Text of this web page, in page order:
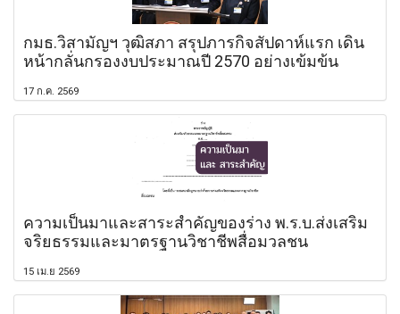
กมธ.วิสามัญฯ วุฒิสภา สรุปภารกิจสัปดาห์แรก เดิน
หน้ากลั่นกรองงบประมาณปี 2570 อย่างเข้มข้น
17 ก.ค. 2569
ความเป็นมาและสาระสำคัญของร่าง พ.ร.บ.ส่งเสริม
จริยธรรมและมาตรฐานวิชาชีพสื่อมวลชน
15 เม.ย 2569